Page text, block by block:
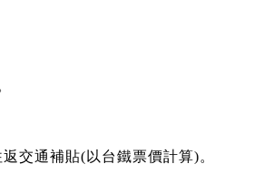
交通補貼(以台鐵票價計算)。